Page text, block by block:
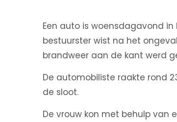
Een auto is woensdagavond
bestuurster wist na het
brandweer aan de kant werd
De automobiliste raakte rond
de sloot.
De vrouw kon met behulp van